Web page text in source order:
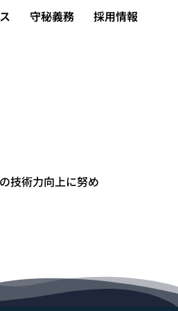
守秘義務 採用情報
技術力向上に努め